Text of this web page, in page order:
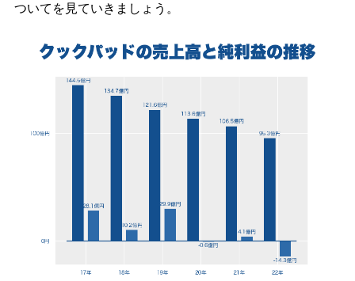
ついてを見ていきましょう。